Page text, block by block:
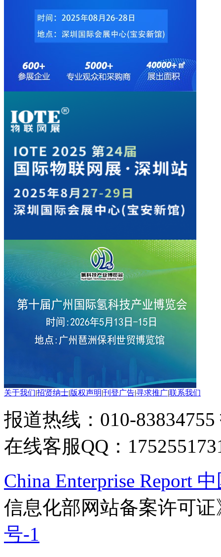
关于我们|招贤纳士|版权声明|刊登广告|寻求推广|联系我们
报道热线：010-83834755
在线客服QQ：
China Enterprise Report
信息化部网站备案许可
号-1